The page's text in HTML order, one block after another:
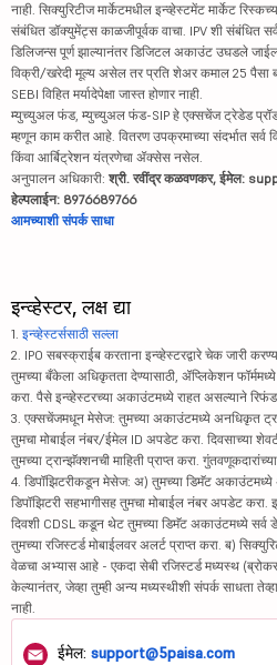
नाही. सिक्युरिटीज मार्केटमधील इन्व्हेस्टमेंट मार्केट
संबंधित डॉक्युमेंट्स काळजीपूर्वक वाचा. IPV शी संबंधित
डिलिजन्स पूर्ण झाल्यानंतर डिजिटल अकाउंट उघडले
विक्री/खरेदी मूल्य असेल तर प्रति शेअर कमाल 25
SEBI विहित मर्यादेपेक्षा जास्त होणार नाही.
म्युच्युअल फंड, म्युच्युअल फंड-SIP हे एक्सचेंज ट्रेडेड
म्हणून काम करीत आहे. वितरण उपक्रमाच्या संदर्भात सर्व
किंवा आर्बिट्रेशन यंत्रणेचा ॲक्सेस नसेल.
अनुपालन अधिकारी: श्री. रवींद्र कळवणकर, ईमेल:
हेल्पलाईन: 8976689766
आमच्याशी संपर्क साधा
इन्व्हेस्टर, लक्ष द्या
1. इन्व्हेस्टर्ससाठी सल्ला
2. IPO सबस्क्राईब करताना इन्व्हेस्टरद्वारे चेक जारी
तुमच्या बँकेला अधिकृतता देण्यासाठी, ॲप्लिकेशन
करा. पैसे इन्व्हेस्टरच्या अकाउंटमध्ये राहत असल्याने
3. एक्सचेंजमधून मेसेज: तुमच्या अकाउंटमध्ये अनधिकृत
तुमचा मोबाईल नंबर/ईमेल ID अपडेट करा. दिवसाच्या
तुमच्या ट्रान्झॅक्शनची माहिती प्राप्त करा.
4. डिपॉझिटरीकडून मेसेज: अ) तुमच्या डिमॅट
डिपॉझिटरी सहभागीसह तुमचा मोबाईल नंबर अपडेट करा.
दिवशी CDSL कडून थेट तुमच्या डिमॅट अकाउंटमध्ये सर्व
तुमच्या रजिस्टर्ड मोबाईलवर अलर्ट प्राप्त करा. ब)
वेळचा अभ्यास आहे - एकदा सेबी रजिस्टर्ड मध्यस्थ
केल्यानंतर, जेव्हा तुम्ही अन्य मध्यस्थीशी संपर्क साधता
नाही.
ईमेल: support@5paisa.com